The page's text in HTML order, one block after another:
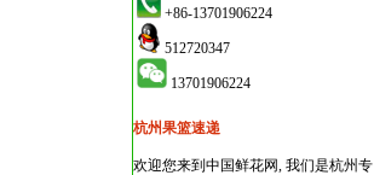
+86-13701906224
512720347
13701906224
杭州果篮速递
欢迎您来到中国鲜花网, 我们是杭州专